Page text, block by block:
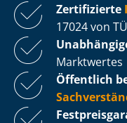
Zertifizierte
17024 von
Marktwertes
Öffentlich